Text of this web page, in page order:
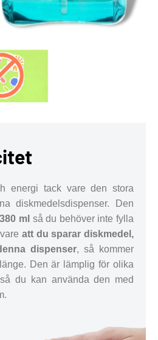
energi tack vare den stora
diskmedelsdispenser. Den
ml så du behöver inte fylla
att du sparar diskmedel,
dispenser, så kommer
Den är lämplig för olika
du kan använda den med